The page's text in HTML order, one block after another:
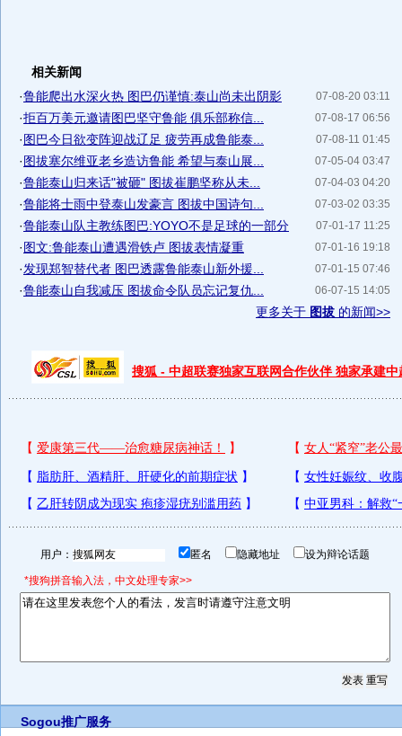
相关新闻
07-08-20 03:11
·鲁能爬出水深火热 图巴仍谨慎:泰山尚未出阴影
07-08-17 06:56
·拒百万美元邀请图巴坚守鲁能 俱乐部称信...
07-08-11 01:45
·图巴今日欲变阵迎战辽足 疲劳再成鲁能泰...
07-05-04 03:47
·图拔塞尔维亚老乡造访鲁能 希望与泰山展...
07-04-03 04:20
·鲁能泰山归来话"被砸" 图拔崔鹏坚称从未...
07-03-02 03:35
·鲁能将士雨中登泰山发豪言 图拔中国诗句...
07-01-17 11:25
·鲁能泰山队主教练图巴:YOYO不是足球的一部分
07-01-16 19:18
·图文:鲁能泰山遭遇滑铁卢 图拔表情凝重
07-01-15 07:46
·发现郑智替代者 图巴透露鲁能泰山新外援...
06-07-15 14:05
·鲁能泰山自我减压 图拔命令队员忘记复仇...
更多关于 图拔 的新闻>>
搜狐 - 中超联赛独家互联网合作伙伴 独家承建中
用户： 匿名 隐藏地址 设为辩论话题
*搜狗拼音输入法，中文处理专家>>
Sogou推广服务